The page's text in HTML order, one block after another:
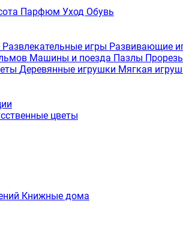
Парфюм Уход Обувь
Развлекательные игры Развивающие
Машины и поезда Пазлы
Деревянные игрушки Мягкая
цветы
Книжные дома